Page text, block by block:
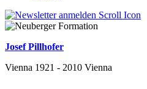
Josef Pillhofer
Vienna 1921 - 2010 Vienna